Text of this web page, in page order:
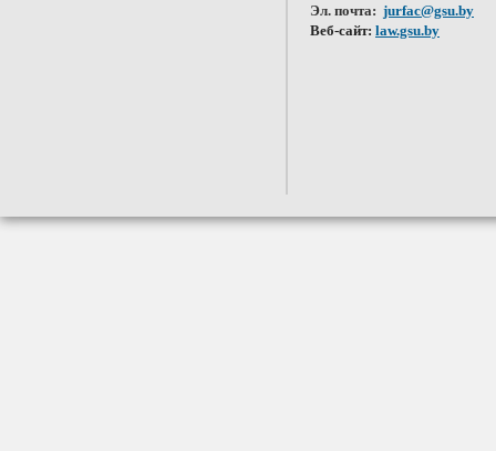
Эл. почта: jurfac@gsu.by
Веб-сайт: law.gsu.by